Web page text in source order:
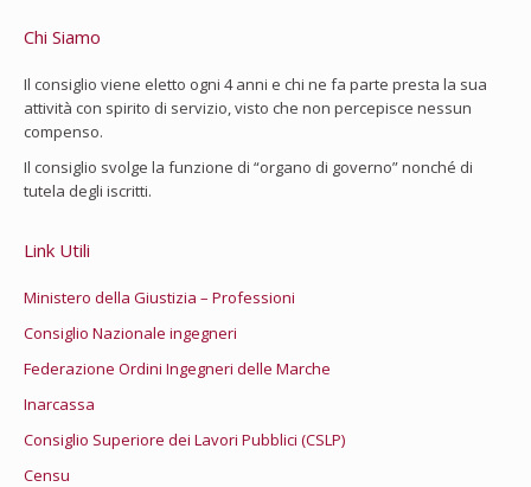
Chi Siamo
Il consiglio viene eletto ogni 4 anni e chi ne fa parte presta la sua
attività con spirito di servizio, visto che non percepisce nessun
compenso.
Il consiglio svolge la funzione di “organo di governo” nonché di
tutela degli iscritti.
Link Utili
Ministero della Giustizia – Professioni
Consiglio Nazionale ingegneri
Federazione Ordini Ingegneri delle Marche
Inarcassa
Consiglio Superiore dei Lavori Pubblici (CSLP)
Censu